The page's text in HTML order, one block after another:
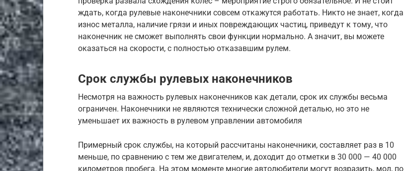
ждать, когда рулевые наконечники совсем откажутся работать. Никто не знает, когда
износ металла, наличие грязи и иных повреждающих частиц, приведут к тому, что
наконечник не сможет выполнять свои функции нормально. А значит, вы можете
оказаться на скорости, с полностью отказавшим рулем.
Срок службы рулевых наконечников
Несмотря на важность рулевых наконечников как детали, срок их службы весьма
ограничен. Наконечники не являются технически сложной деталью, но это не
уменьшает их важность в рулевом управлении автомобиля
Примерный срок службы, на который рассчитаны наконечники, составляет раз в 10
меньше, по сравнению с тем же двигателем, и, доходит до отметки в 30 000 — 40 000
километров пробега. На этом моменте многие автолюбители могут возразить, мол, по